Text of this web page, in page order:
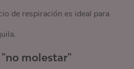
de respiración es ideal para
molestar"